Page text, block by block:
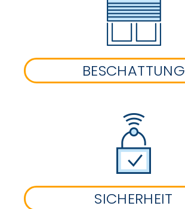
BESCHATTUNG
SICHERHEIT